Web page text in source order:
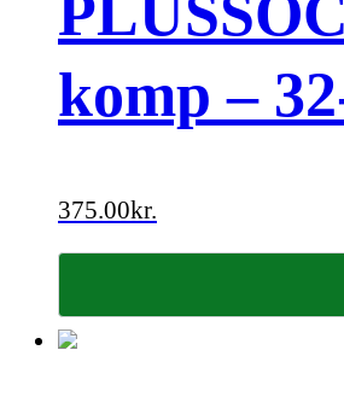
komp –
375.00kr.